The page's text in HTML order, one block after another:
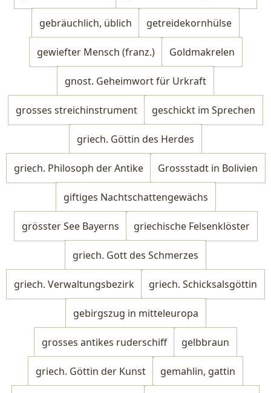
gebräuchlich, üblich getreidekornhülse
gewiefter Mensch (franz.) Goldmakrelen
gnost. Geheimwort für Urkraft
grosses streichinstrument geschickt im Sprechen
griech. Göttin des Herdes
griech. Philosoph der Antike Grossstadt in Bolivien
giftiges Nachtschattengewächs
grösster See Bayerns griechische Felsenklöster
griech. Gott des Schmerzes
griech. Verwaltungsbezirk griech. Schicksalsgöttin
gebirgszug in mitteleuropa
grosses antikes ruderschiff gelbbraun
griech. Göttin der Kunst gemahlin, gattin